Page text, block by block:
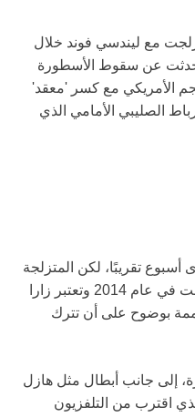
تقريبًا، لكن المتزلجة
المولودة في برايتون – التي اعتزلت في عام 2014 وتعتبر زارا
بوضوح على أن تترك
إلى جانب أبطال مثل هازل
اقترب من التلفزيون